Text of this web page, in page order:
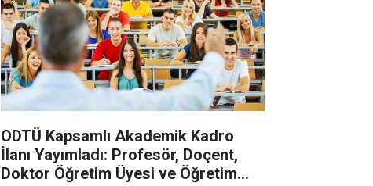
ODTÜ Kapsamlı Akademik Kadro
İlanı Yayımladı: Profesör, Doçent,
Doktor Öğretim Üyesi ve Öğretim